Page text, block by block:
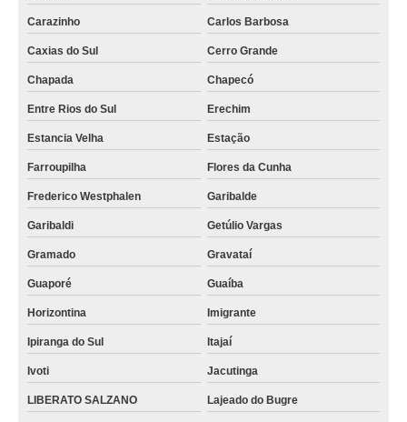
Carazinho Carlos Barbosa
Caxias do Sul Cerro Grande
Chapada Chapecó
Entre Rios do Sul Erechim
Estancia Velha Estação
Farroupilha Flores da Cunha
Frederico Westphalen Garibalde
Garibaldi Getúlio Vargas
Gramado Gravataí
Guaporé Guaíba
Horizontina Imigrante
Ipiranga do Sul Itajaí
Ivoti Jacutinga
LIBERATO SALZANO Lajeado do Bugre